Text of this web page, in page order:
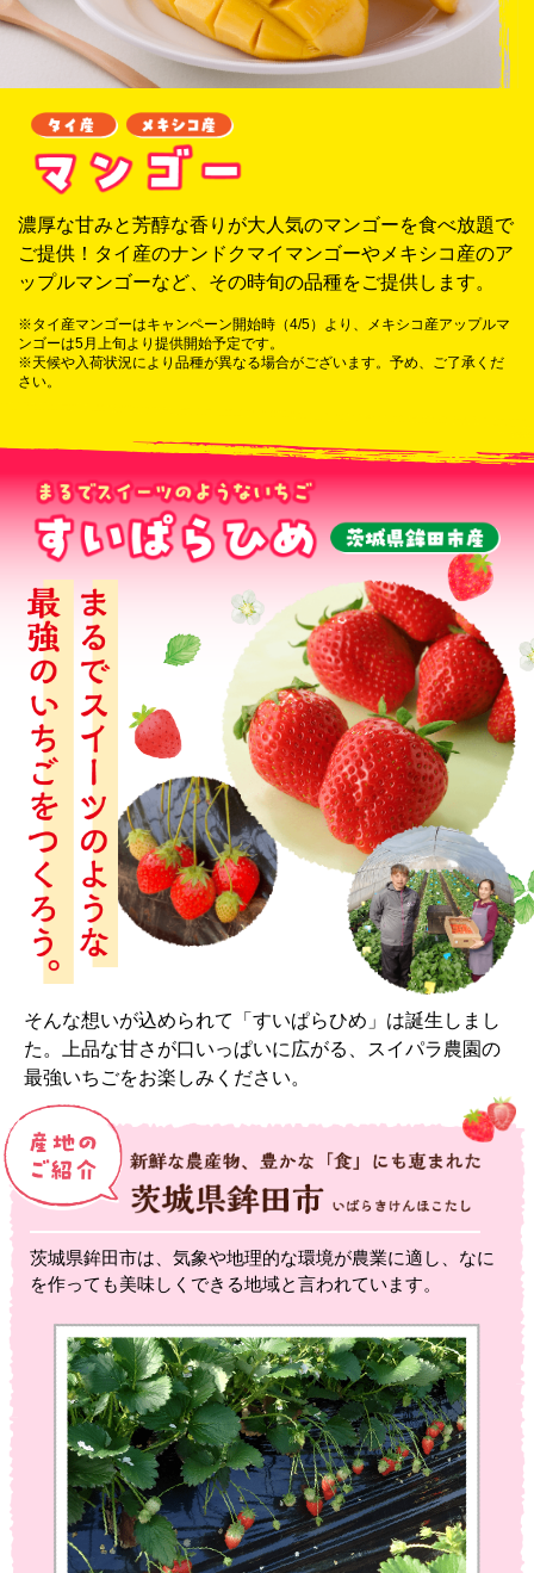
濃厚な甘みと芳醇な香りが大人気のマンゴーを食べ放題で
ご提供！タイ産のナンドクマイマンゴーやメキシコ産のア
ップルマンゴーなど、その時旬の品種をご提供します。
※タイ産マンゴーはキャンペーン開始時（4/5）より、メキシコ産アップルマ
ンゴーは5月上旬より提供開始予定です。
※天候や入荷状況により品種が異なる場合がございます。予め、ご了承くだ
さい。
そんな想いが込められて「すいぱらひめ」は誕生しまし
た。上品な甘さが口いっぱいに広がる、スイパラ農園の
最強いちごをお楽しみください。
茨城県鉾田市は、気象や地理的な環境が農業に適し、なに
を作っても美味しくできる地域と言われています。